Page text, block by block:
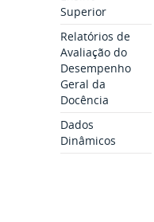
Superior
Relatórios de
Avaliação do
Desempenho
Geral da
Docência
Dados
Dinâmicos